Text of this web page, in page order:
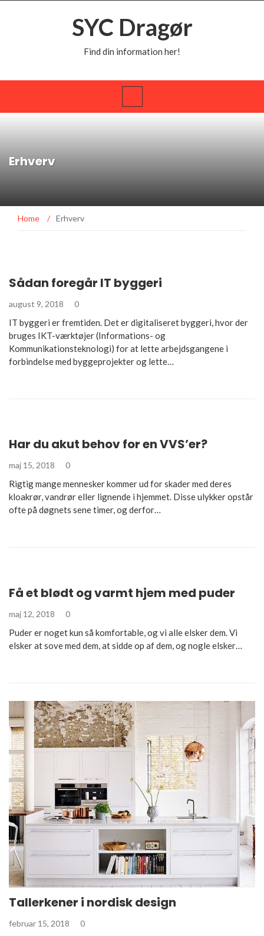
SYC Dragør
Find din information her!
Erhverv
Home / Erhverv
Sådan foregår IT byggeri
august 9, 2018 0
IT byggeri er fremtiden. Det er digitaliseret byggeri, hvor der
bruges IKT-værktøjer (Informations- og
Kommunikationsteknologi) for at lette arbejdsgangene i
forbindelse med byggeprojekter og lette…
Har du akut behov for en VVS’er?
maj 15, 2018 0
Rigtig mange mennesker kommer ud for skader med deres
kloakrør, vandrør eller lignende i hjemmet. Disse ulykker opstår
ofte på døgnets sene timer, og derfor…
Få et blødt og varmt hjem med puder
maj 12, 2018 0
Puder er noget kun så komfortable, og vi alle elsker dem. Vi
elsker at sove med dem, at sidde op af dem, og nogle elsker…
Tallerkener i nordisk design
februar 15, 2018 0